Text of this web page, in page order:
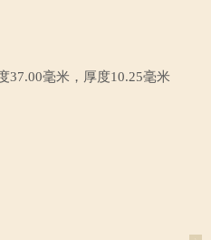
37.00毫米，厚度10.25毫米